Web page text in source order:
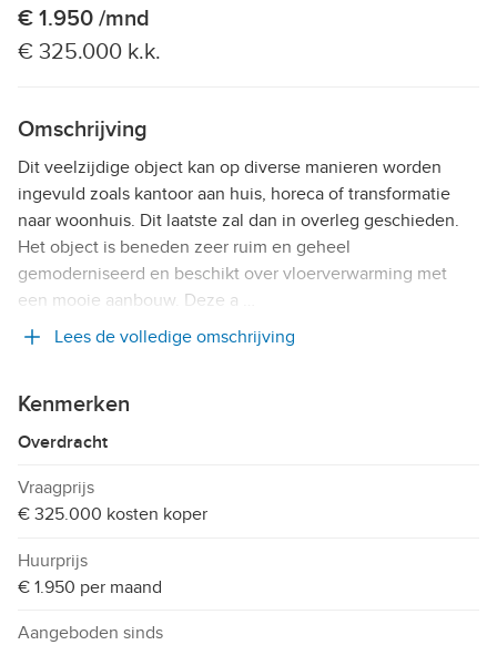
€ 1.950 /mnd
€ 325.000 k.k.
Omschrijving
Dit veelzijdige object kan op diverse manieren worden
ingevuld zoals kantoor aan huis, horeca of transformatie
naar woonhuis. Dit laatste zal dan in overleg geschieden.
Het object is beneden zeer ruim en geheel
gemoderniseerd en beschikt over vloerverwarming met
een mooie aanbouw. Deze a …
Lees de volledige omschrijving
Kenmerken
Overdracht
Vraagprijs
€ 325.000 kosten koper
Huurprijs
€ 1.950 per maand
Aangeboden sinds